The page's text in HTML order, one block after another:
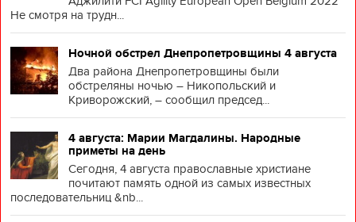
Не смотря на трудн...
Ночной обстрел Днепропетровщины 4 августа
Два района Днепропетровщины были
обстреляны ночью – Никопольский и
Криворожский, – сообщил председ...
4 августа: Марии Магдалины. Народные
приметы на день
Сегодня, 4 августа православные христиане
почитают память одной из самых известных
последовательниц &nb...